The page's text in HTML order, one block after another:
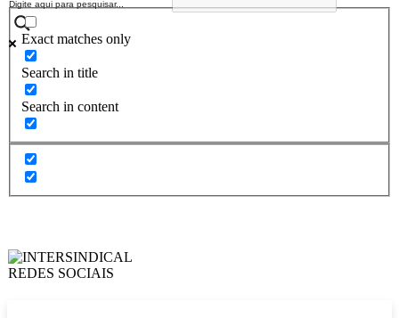
Exact matches only
Search in title
Search in content